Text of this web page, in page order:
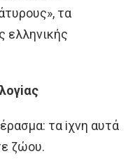
τα
ελληνικής
τα iχνη αυτά
ζώoυ.